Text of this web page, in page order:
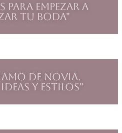
para empezar a
tu boda"
de novia.
y estilos"